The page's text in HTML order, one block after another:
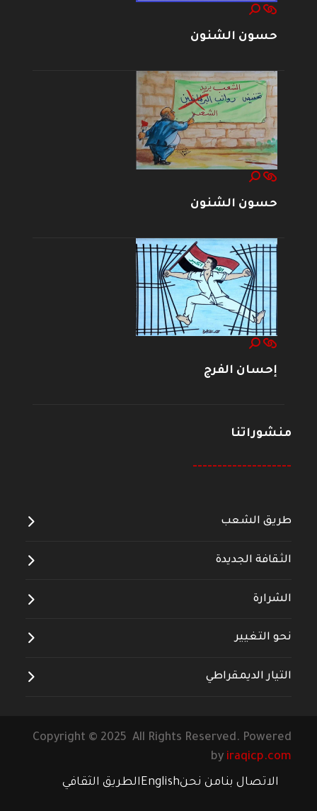
حسون الشنون
حسون الشنون
إحسان الفرج
منشوراتنا
--------------------
طريق الشعب
الثقافة الجديدة
الشرارة
نحو التغيير
التيار الديمقراطي
Copyright © 2025 All Rights Reserved. Powered
by iraqicp.com
الاتصال بنامن نحنEnglishالطريق الثقافي